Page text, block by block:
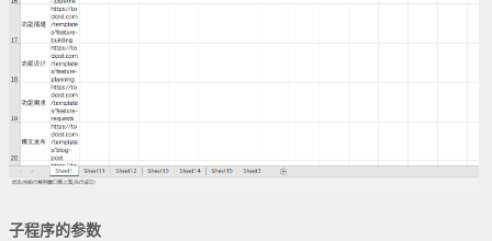
子程序的参数